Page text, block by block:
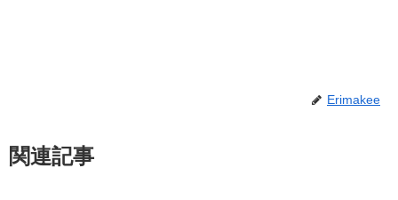
Erimakee
関連記事